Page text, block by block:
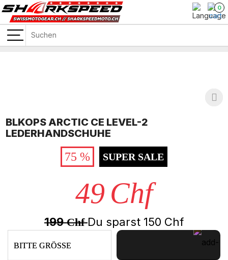
0
BLKOPS ARCTIC CE LEVEL-2
LEDERHANDSCHUHE
75 % SUPER SALE
49 Chf
199ChfDu sparst 150 Chf
BITTE GRÖSSE